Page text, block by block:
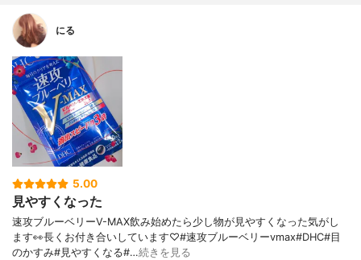
にる
5.00
見やすくなった
速攻ブルーベリーV-MAX飲み始めたら少し物が見やすくなった気がし
ます👀長くお付き合いしています♡#速攻ブルーベリーvmax#DHC#目
のかすみ#見やすくなる#…続きを見る